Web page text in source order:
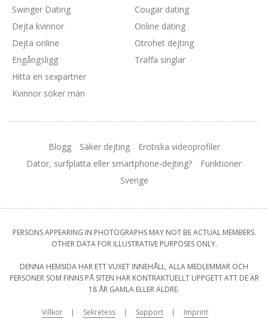
Swinger Dating
Cougar dating
Dejta kvinnor
Dejta online
Engångsligg
Hitta en sexpartner
Kvinnor söker män
Online dating
Otrohet dejting
Träffa singlar
Blogg Säker dejting
Erotiska videoprofiler
Dator, surfplatta eller smartphone-dejting?
Funktioner
Sverige
PERSONS APPEARING IN PHOTOGRAPHS MAY NOT BE ACTUAL MEMBERS.
OTHER DATA FOR ILLUSTRATIVE PURPOSES ONLY.
DENNA HEMSIDA HAR ETT VUXET INNEHÅLL, ALLA MEDLEMMAR OCH
PERSONER SOM FINNS PÅ SITEN HAR KONTRAKTUELLT UPPGETT ATT DE ÄR
18 ÅR GAMLA ELLER ÄLDRE.
Villkor Sekretess Support Imprint